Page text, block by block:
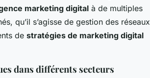
marketing digital à de multiples
qu’il s’agisse de gestion des réseaux
de stratégies de marketing digital
dans différents secteurs